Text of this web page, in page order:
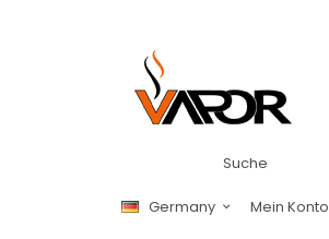
Suche
Germany Mein Konto